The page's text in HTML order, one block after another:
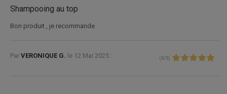
Shampooing au top
Bon produit , je recommande
Par VERONIQUE G. le 12 Mai 2025 : ( 5/ 5)